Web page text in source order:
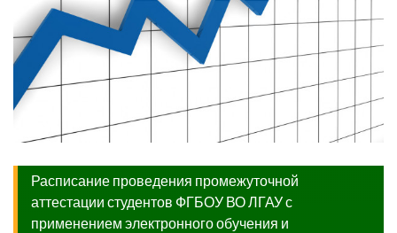
Расписание проведения промежуточной
аттестации студентов ФГБОУ ВО ЛГАУ с
применением электронного обучения и